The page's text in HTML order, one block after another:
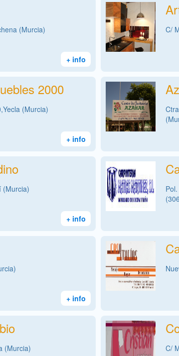
(Murcia)
+ info
C/
2000
(Murcia)
+ info
(Murcia)
+ info
+ info
(Murcia) C/